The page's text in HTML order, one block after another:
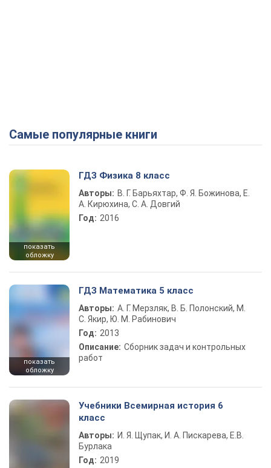
Самые популярные книги
показать
обложку
ГДЗ Физика 8 класс
Авторы: В. Г. Барьяхтар, Ф. Я. Божинова, Е.
А. Кирюхина, С. А. Довгий
Год: 2016
показать
обложку
ГДЗ Математика 5 класс
Авторы: А. Г. Мерзляк, В. Б. Полонский, М.
С. Якир, Ю. М. Рабинович
Год: 2013
Описание: Сборник задач и контрольных
работ
Учебники Всемирная история 6
класс
Авторы: И. Я. Щупак, И. А. Пискарева, Е.В.
Бурлака
Год: 2019